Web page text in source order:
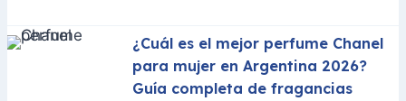
¿Cuál es el mejor perfume Chanel
para mujer en Argentina 2026?
Guía completa de fragancias